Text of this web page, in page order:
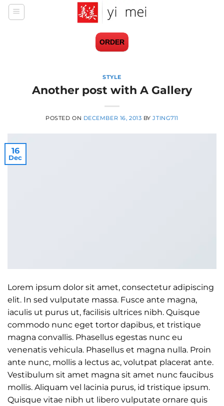
Skip
ORDER
STYLE
Another post with A Gallery
POSTED ON DECEMBER 16, 2013 BYJTING711
16
Dec
Lorem ipsum dolor sit amet, consectetur adipiscing
elit. In sed vulputate massa. Fusce ante magna,
iaculis ut purus ut, facilisis ultrices nibh. Quisque
commodo nunc eget tortor dapibus, et tristique
magna convallis. Phasellus egestas nunc eu
venenatis vehicula. Phasellus et magna nulla. Proin
ante nunc, mollis a lectus ac, volutpat placerat ante.
Vestibulum sit amet magna sit amet nunc faucibus
mollis. Aliquam vel lacinia purus, id tristique ipsum.
Quisque vitae nibh ut libero vulputate ornare quis